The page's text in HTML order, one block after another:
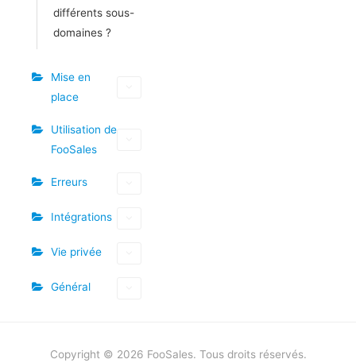
différents sous-
domaines ?
Mise en
place
Utilisation de
FooSales
Erreurs
Intégrations
Vie privée
Général
Copyright © 2026 FooSales. Tous droits réservés.